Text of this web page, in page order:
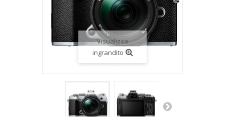
Visualizza
ingrandito